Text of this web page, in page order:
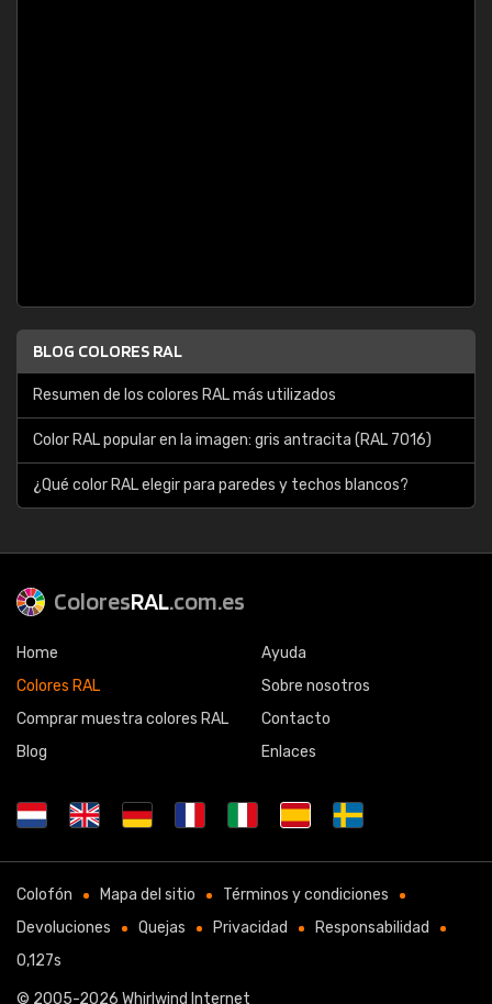
BLOG COLORES RAL
Resumen de los colores RAL más utilizados
Color RAL popular en la imagen: gris antracita (RAL 7016)
¿Qué color RAL elegir para paredes y techos blancos?
ColoresRAL.com.es
Home
Colores RAL
Comprar muestra colores RAL
Blog
Ayuda
Sobre nosotros
Contacto
Enlaces
Colofón Mapa del sitio
Términos y condiciones
Devoluciones
Quejas Privacidad
Responsabilidad
0,127s
© 2005-2026 Whirlwind Internet